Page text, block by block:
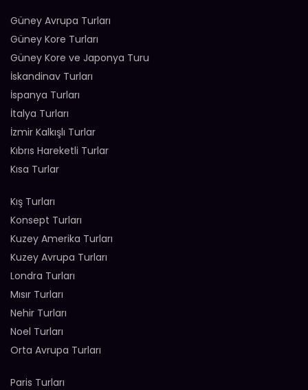
Güney Avrupa Turları
Güney Kore Turları
Güney Kore ve Japonya Turu
İskandinav Turları
İspanya Turları
İtalya Turları
İzmir Kalkışlı Turlar
Kıbrıs Hareketli Turlar
Kısa Turlar
Kış Turları
Konsept Turları
Kuzey Amerika Turları
Kuzey Avrupa Turları
Londra Turları
Mısır Turları
Nehir Turları
Noel Turları
Orta Avrupa Turları
Paris Turları